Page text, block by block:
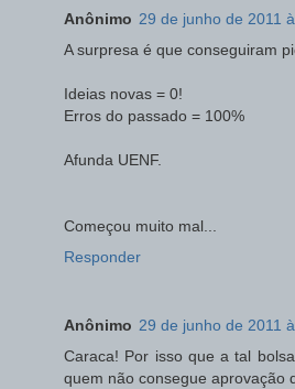
Anônimo 29 de junho de 2011
A surpresa é que conseguiram
Ideias novas = 0!
Erros do passado = 100%
Afunda UENF.
Começou muito mal...
Responder
Anônimo 29 de junho de 2011
Caraca! Por isso que a tal
quem não consegue aprovação